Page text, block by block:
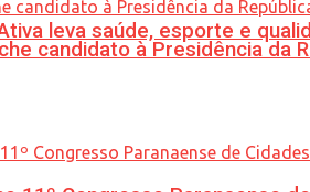
leva saúde, esporte e
candidato à Presidência da